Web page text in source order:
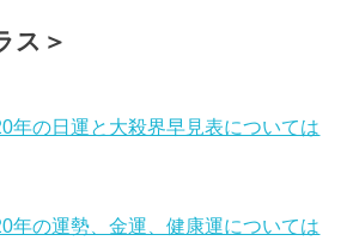
ス＞
年の日運と大殺界早見表については
年の運勢、金運、健康運については